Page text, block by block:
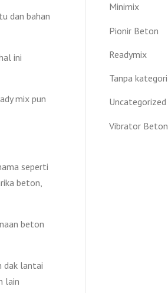
dan bahan
ini
mix pun
seperti
beton,
beton
dak lantai
lain
Minimix
Pionir Beton
Readymix
Tanpa kategori
Uncategorized
Vibrator Beton